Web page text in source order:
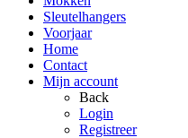
Sleutelhangers
Voorjaar
Home
Contact
Mijn account
Back
Login
Registreer